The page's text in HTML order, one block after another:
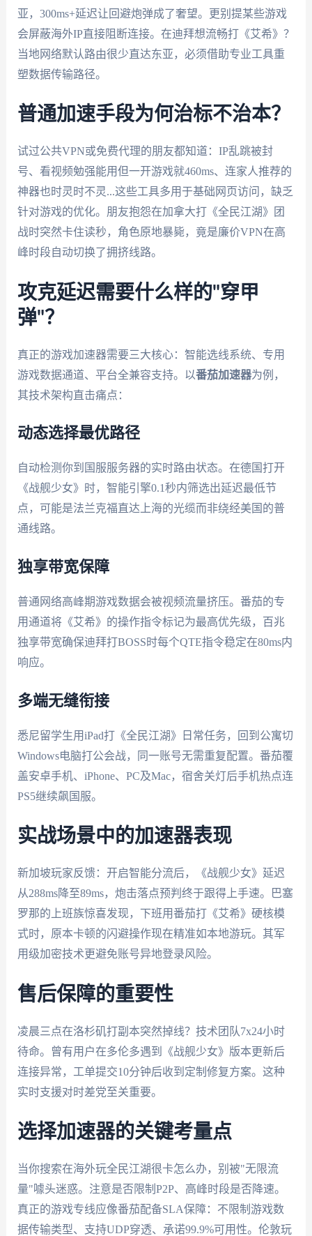
亚，300ms+延迟让回避炮弹成了奢望。更别提某些游戏
会屏蔽海外IP直接阻断连接。在迪拜想流畅打《艾希》？
当地网络默认路由很少直达东亚，必须借助专业工具重
塑数据传输路径。
普通加速手段为何治标不治本？
试过公共VPN或免费代理的朋友都知道：IP乱跳被封
号、看视频勉强能用但一开游戏就460ms、连家人推荐的
神器也时灵时不灵...这些工具多用于基础网页访问，缺乏
针对游戏的优化。朋友抱怨在加拿大打《全民江湖》团
战时突然卡住读秒，角色原地暴毙，竟是廉价VPN在高
峰时段自动切换了拥挤线路。
攻克延迟需要什么样的"穿甲
弹"？
真正的游戏加速器需要三大核心：智能选线系统、专用
游戏数据通道、平台全兼容支持。以番茄加速器为例，
其技术架构直击痛点：
动态选择最优路径
自动检测你到国服服务器的实时路由状态。在德国打开
《战舰少女》时，智能引擎0.1秒内筛选出延迟最低节
点，可能是法兰克福直达上海的光缆而非绕经美国的普
通线路。
独享带宽保障
普通网络高峰期游戏数据会被视频流量挤压。番茄的专
用通道将《艾希》的操作指令标记为最高优先级，百兆
独享带宽确保迪拜打BOSS时每个QTE指令稳定在80ms内
响应。
多端无缝衔接
悉尼留学生用iPad打《全民江湖》日常任务，回到公寓切
Windows电脑打公会战，同一账号无需重复配置。番茄覆
盖安卓手机、iPhone、PC及Mac，宿舍关灯后手机热点连
PS5继续飙国服。
实战场景中的加速器表现
新加坡玩家反馈：开启智能分流后，《战舰少女》延迟
从288ms降至89ms，炮击落点预判终于跟得上手速。巴塞
罗那的上班族惊喜发现，下班用番茄打《艾希》硬核模
式时，原本卡顿的闪避操作现在精准如本地游玩。其军
用级加密技术更避免账号异地登录风险。
售后保障的重要性
凌晨三点在洛杉矶打副本突然掉线？技术团队7x24小时
待命。曾有用户在多伦多遇到《战舰少女》版本更新后
连接异常，工单提交10分钟后收到定制修复方案。这种
实时支援对时差党至关重要。
选择加速器的关键考量点
当你搜索在海外玩全民江湖很卡怎么办，别被"无限流
量"噱头迷惑。注意是否限制P2P、高峰时段是否降速。
真正的游戏专线应像番茄配备SLA保障：不限制游戏数
据传输类型、支持UDP穿透、承诺99.9%可用性。伦敦玩